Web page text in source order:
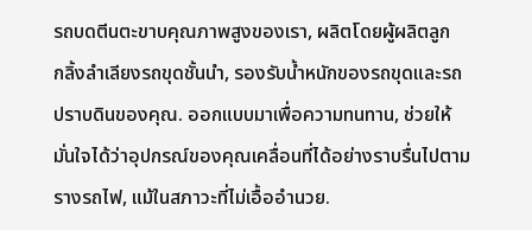
รถบดตีนตะขาบคุณภาพสูงของเรา, ผลิตโดยผู้ผลิตลูก
กลิ้งลำเลียงรถขุดชั้นนำ, รองรับน้ำหนักของรถขุดและรถ
ปราบดินของคุณ. ออกแบบมาเพื่อความทนทาน, ช่วยให้
มั่นใจได้ว่าอุปกรณ์ของคุณเคลื่อนที่ได้อย่างราบรื่นไปตาม
รางรถไฟ, แม้ในสภาวะที่ไม่เอื้ออำนวย.